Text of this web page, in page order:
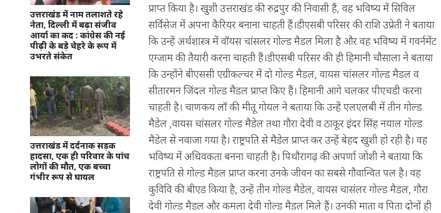
उत्तराखंड में नाम तलाशते रहे
नेता, दिल्ली में बढ़ा संजीव
आर्या का कद : कांग्रेस की नई
पीढ़ी के बड़े चेहरे के रूप में
उभरते संकेत
उत्तराखंड में दर्दनाक सड़क
हादसा, एक ही परिवार के पांच
लोगों की मौत, एक बच्चा
गंभीर रूप से घायल
प्राप्त किया है। खुशी उत्तराखंड की रुद्रपुर की निवासी हैं, वह भविष्य में सिविल
सर्विसेज में अपना कैरियर बनाना चाहती हैं।डीएसबी परिसर की राशि उप्रेती ने बताया
कि उन्हें अर्थशास्त्र में वॉयस चांसलर गोल्ड मैडल मिला है और वह भविष्य में गवर्नमेंट
एग्जाम की तैयारी करना चाहती हैं।डीएसबी परिसर की ही हिमानी चौसाला ने बताया
कि उन्होंने बीएससी एग्रीकल्चर में दो गोल्ड मैडल, वायस चांसलर गोल्ड मैडल व
सीतारमन जिंदल गोल्ड मैडल प्राप्त किए हैं। हिमानी आगे चलकर पीएचडी करना
चाहती है। चाणकय लॉ की मीतू गोयल ने बताया कि उन्हें एलएलबी में तीन गोल्ड
मैडेल ,वायस चांसलर गोल्ड मैडेल तथा गौरा देवी व ठाकूर इंदर सिंह नयाल गोल्ड
मैडेल से नवाजा गया है। राष्ट्रपति से मैडेल प्राप्त कर उन्हें बेहद खुशी हो रही है। वह
भविष्य में अधिवकता बनना चाहती है। पिथौरागढ़ की अपर्णा जोशी ने बताया कि
राष्ट्रपति से गोल्ड मैडल प्राप्त करना उनके जीवन का सबसे गौवान्वित पल है। वह
कुविवि की बीएड किया है, उन्हें तीन गोल्ड मैडेल, वायस चासंलर गोल्ड मैडल, गौरा
देवी गोल्ड मैडल और कमला देवी गोल्ड मैडल मिले हैं। उनकी माता व पिता दोनों ही